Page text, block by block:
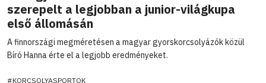
szerepelt a legjobban a junior-világkupa
első állomásán
A finnországi megméretésen a magyar gyorskorcsolyázók közül
Bíró Hanna érte el a legjobb eredményeket.
#KORCSOLYASPORTOK